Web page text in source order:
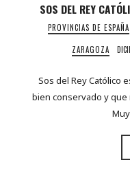
SOS DEL REY
PROVINCIAS DE ESPAÑA
ZARAGOZA
Sos del Rey Católico
bien conservado y que